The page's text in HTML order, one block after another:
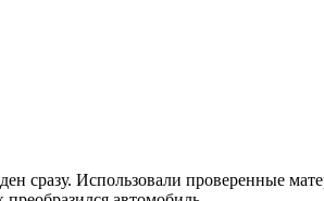
сразу. Использовали проверенные